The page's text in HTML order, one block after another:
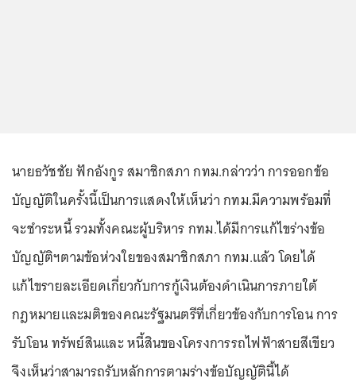
นายธวัชชัย ฟักอังกูร สมาชิกสภา กทม.กล่าวว่า การออกข้อ
บัญญัติในครั้งนี้เป็นการแสดงให้เห็นว่า กทม.มีความพร้อมที่
จะชำระหนี้ รวมทั้งคณะผู้บริหาร กทม.ได้มีการแก้ไขร่างข้อ
บัญญัติฯตามข้อห่วงใยของสมาชิกสภา กทม.แล้ว โดยได้
แก้ไขรายละเอียดเกี่ยวกับการกู้เงินต้องดำเนินการภายใต้
กฎหมายและมติของคณะรัฐมนตรีที่เกี่ยวข้องกับการโอน การ
รับโอน ทรัพย์สินและ หนี้สินของโครงการรถไฟฟ้าสายสีเขียว
จึงเห็นว่าสามารถรับหลักการตามร่างข้อบัญญัตินี้ได้